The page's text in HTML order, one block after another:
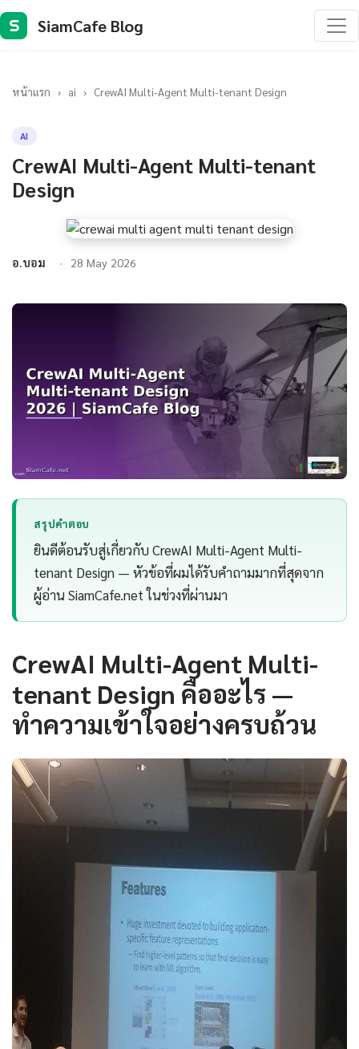
S SiamCafe Blog
หน้าแรก › ai › CrewAI Multi-Agent Multi-tenant Design
AI
CrewAI Multi-Agent Multi-tenant
Design
อ.บอม 28 May 2026
สรุปคำตอบ
ยินดีต้อนรับสู่เกี่ยวกับ CrewAI Multi-Agent Multi-
tenant Design — หัวข้อที่ผมได้รับคำถามมากที่สุดจาก
ผู้อ่าน SiamCafe.net ในช่วงที่ผ่านมา
CrewAI Multi-Agent Multi-
tenant Design คืออะไร —
ทำความเข้าใจอย่างครบถ้วน